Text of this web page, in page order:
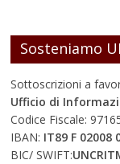
Sosteniamo
Sottoscrizioni a
Ufficio di
Codice Fiscale:
IBAN: IT89 F 02008
BIC/ SWIFT: